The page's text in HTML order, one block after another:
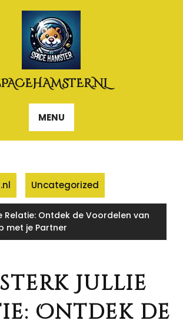
MENU
Uncategorized
Relatie: Ontdek de Voordelen van
met je Partner
Jullie
Ontdek de